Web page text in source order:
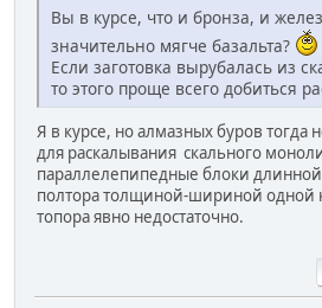
Вы в курсе, что и бронза, и
значительно мягче базальта?
Если заготовка вырубалась из
то этого проще всего добиться
Я в курсе, но алмазных буров тогда
для раскалывания скального
параллелепипедные блоки
полтора толщиной-шириной
топора явно недостаточно.